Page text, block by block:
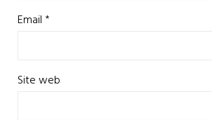
Email*
Site web